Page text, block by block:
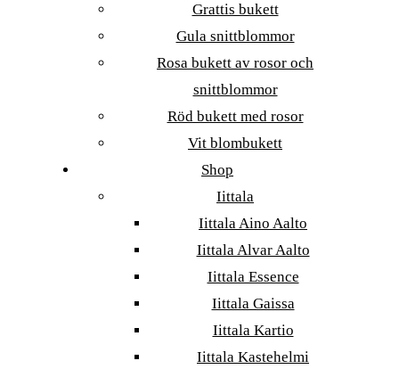
Grattis bukett
Gula snittblommor
Rosa bukett av rosor och
snittblommor
Röd bukett med rosor
Vit blombukett
Shop
Iittala
Iittala Aino Aalto
Iittala Alvar Aalto
Iittala Essence
Iittala Gaissa
Iittala Kartio
Iittala Kastehelmi